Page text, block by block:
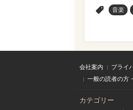
音楽
会社案内 プライ
一般の読者の方
カテゴリー